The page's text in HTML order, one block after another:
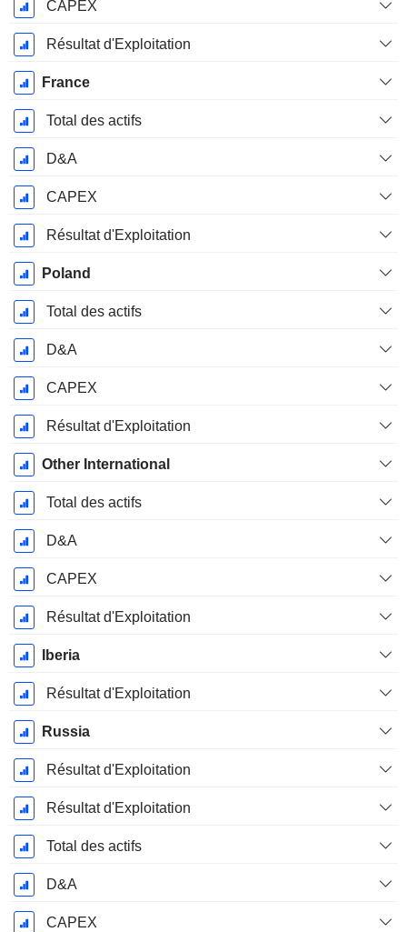
CAPEX
Résultat d'Exploitation
France
Total des actifs
D&A
CAPEX
Résultat d'Exploitation
Poland
Total des actifs
D&A
CAPEX
Résultat d'Exploitation
Other International
Total des actifs
D&A
CAPEX
Résultat d'Exploitation
Iberia
Résultat d'Exploitation
Russia
Résultat d'Exploitation
Résultat d'Exploitation
Total des actifs
D&A
CAPEX